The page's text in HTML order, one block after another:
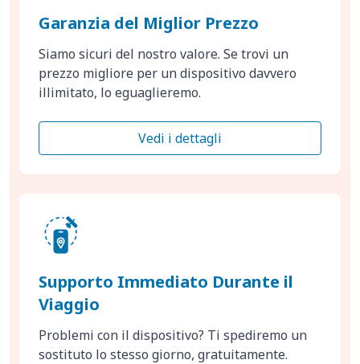
Garanzia del Miglior Prezzo
Siamo sicuri del nostro valore. Se trovi un
prezzo migliore per un dispositivo davvero
illimitato, lo eguaglieremo.
Vedi i dettagli
Supporto Immediato Durante il
Viaggio
Problemi con il dispositivo? Ti spediremo un
sostituto lo stesso giorno, gratuitamente.